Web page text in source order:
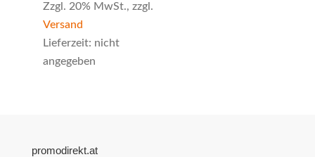
Zzgl. 20% MwSt., zzgl.
Versand
Lieferzeit: nicht
angegeben
promodirekt.at